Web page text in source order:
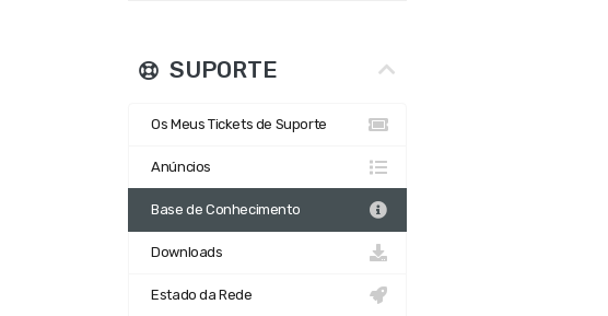
SUPORTE
Os Meus Tickets de Suporte
Anúncios
Base de Conhecimento
Downloads
Estado da Rede